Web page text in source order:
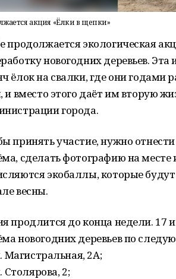
акция «Ёлки в щепки»
продолжается экологическая
новогодних деревьев.
ёлок на свалки, где они годами
и вместо этого даёт им вторую
города.
принять участие, нужно
сделать фотографию на месте
экобаллы, которые
весны.
продлится до конца недели. 17
новогодних деревьев по
Магистральная, 2А;
Столярова, 2;